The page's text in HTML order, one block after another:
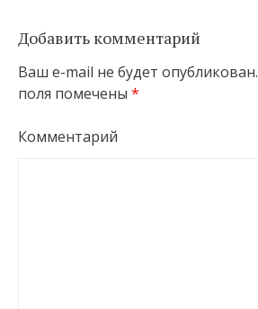
Добавить комментарий
Ваш e-mail не будет опубликован.
поля помечены *
Комментарий